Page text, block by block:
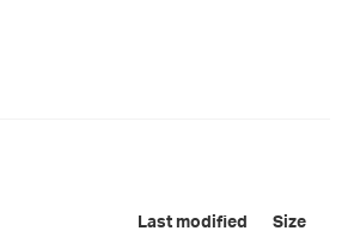
Last modified Size